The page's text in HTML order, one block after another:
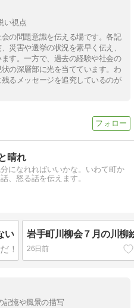
い視点
の問題意識を伝える場です。各記
災害や選挙の状況を素早く伝え、
す。一方で、過去の経験や社会の
の深層部に光を当てています。わ
るメッセージを追究しているのが
晴れ
になれればいいかな。いわて町か
、怒る話を伝えます。
い 岩手町川柳会７月の川柳
26日前
記憶や風景の描写